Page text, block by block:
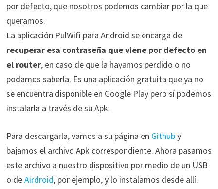
por defecto, que nosotros podemos cambiar por la que
queramos.
La aplicación PulWifi para Android se encarga de
recuperar esa contraseña que viene por defecto en
el router, en caso de que la hayamos perdido o no
podamos saberla. Es una aplicación gratuita que ya no
se encuentra disponible en Google Play pero sí podemos
instalarla a través de su Apk.
Para descargarla, vamos a su página en Githuby
bajamos el archivo Apk correspondiente. Ahora pasamos
este archivo a nuestro dispositivo por medio de un USB
o deAirdroid, por ejemplo, y lo instalamos desde allí.